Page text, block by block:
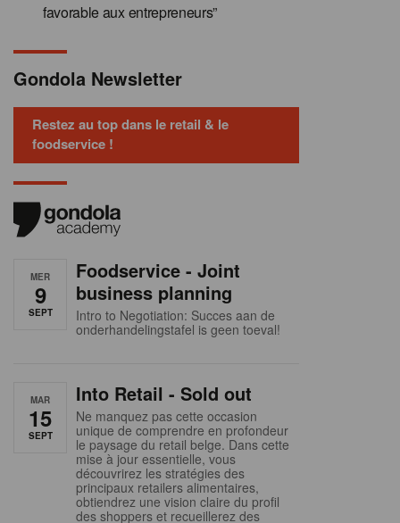
favorable aux entrepreneurs”
Gondola Newsletter
Restez au top dans le retail & le
foodservice !
MER
9
SEPT
Foodservice - Joint
business planning
Intro to Negotiation: Succes aan de
onderhandelingstafel is geen toeval!
MAR
15
SEPT
Into Retail - Sold out
Ne manquez pas cette occasion
unique de comprendre en profondeur
le paysage du retail belge. Dans cette
mise à jour essentielle, vous
découvrirez les stratégies des
principaux retailers alimentaires,
obtiendrez une vision claire du profil
des shoppers et recueillerez des